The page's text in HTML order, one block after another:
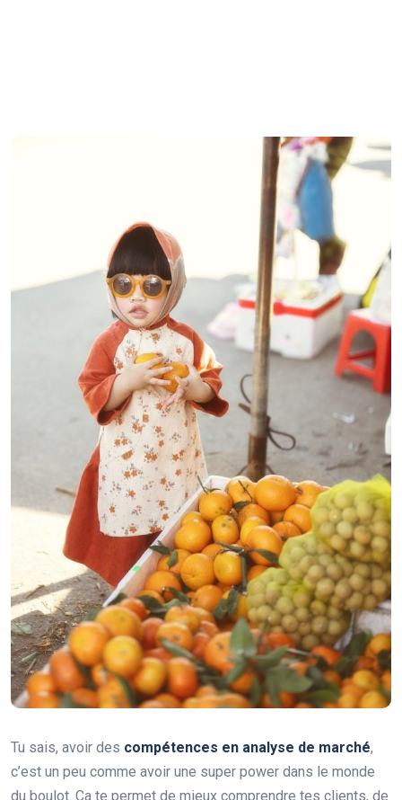
Tu sais, avoir des compétences en analyse de marché,
c’est un peu comme avoir une super power dans le monde
du boulot. Ça te permet de mieux comprendre tes clients, de